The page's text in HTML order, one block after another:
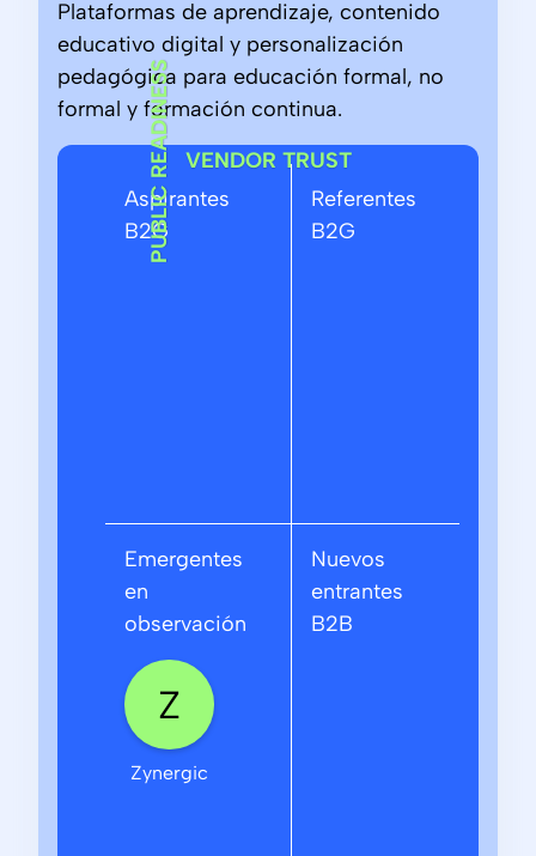
Plataformas de aprendizaje, contenido
educativo digital y personalización
pedagógica para educación formal, no
formal y formación continua.
Aspirantes
B2G
Referentes
B2G
Emergentes
en
observación
Zynergic
Nuevos
entrantes
B2B
PUBLIC READINESS VENDOR TRUST